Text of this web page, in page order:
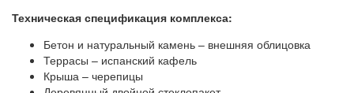
Техническая спецификация комплекса:
Бетон и натуральный камень – внешняя облицовка
Террасы – испанский кафель
Крыша – черепицы